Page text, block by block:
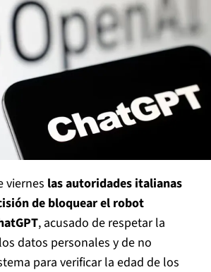
viernes las autoridades italianas
de bloquear el robot
, acusado de respetar la
datos personales y de no
para verificar la edad de los